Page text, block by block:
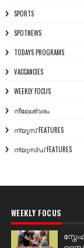
SPORTS
SPOTNEWS
TODAYS PROGRAMS
VACCANCIES
WEEKLY FOCUS
നീലേശ്വരം
ന്യൂസ് FEATURES
ന്യൂസ്ഡ് FEATURES
WEEKLY FOCUS